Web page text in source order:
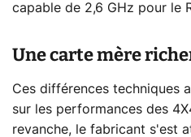
capable de 2,6 GHz pour le
Une carte mère
Ces différences techniques
sur les performances des
revanche, le fabricant s'est